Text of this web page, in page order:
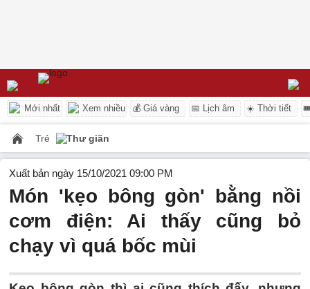
Mới nhất Xem nhiều 💰 Giá vàng 📅 Lịch âm ☀️ Thời tiết
Trẻ Thư giãn
Xuất bản ngày 15/10/2021 09:00 PM
Món 'kẹo bông gòn' bằng nồi
cơm điện: Ai thấy cũng bỏ
chạy vì quá bốc mùi